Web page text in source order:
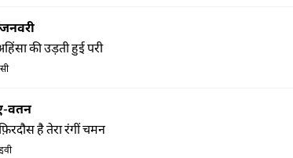
की उड़ती हुई परी
वतन
है तेरा रंगीं चमन